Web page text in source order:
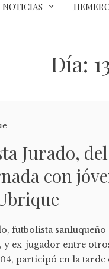
NOTICIAS
Día:
Jurado,
con
futbolista
y ex-jugador entre
participó en la tarde